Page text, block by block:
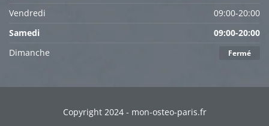
Vendredi
09:00-20:00
Samedi
09:00-20:00
Dimanche
Fermé
Copyright 2024 - mon-osteo-paris.fr